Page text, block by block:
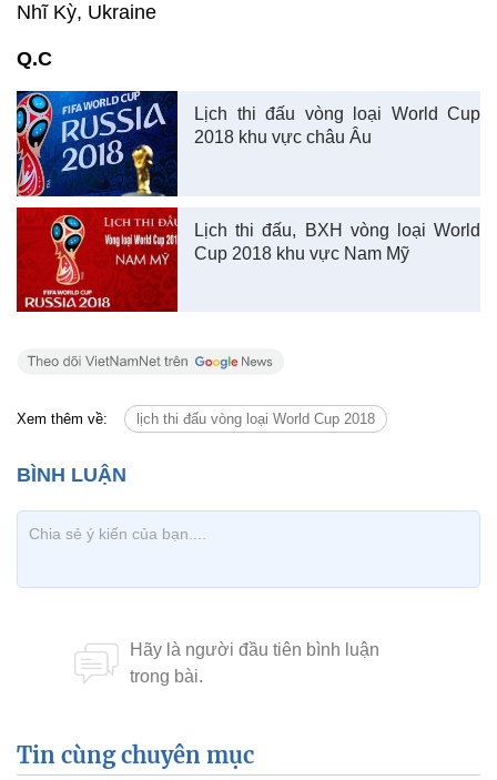
Nhĩ Kỳ, Ukraine
Q.C
Lịch thi đấu vòng loại World Cup
2018 khu vực châu Âu
Lịch thi đấu, BXH vòng loại World
Cup 2018 khu vực Nam Mỹ
Xem thêm về: lịch thi đấu vòng loại World Cup 2018
Tin cùng chuyên mục